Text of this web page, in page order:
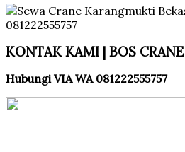
KONTAK KAMI | BOS CRANE
Hubungi VIA WA 081222555757